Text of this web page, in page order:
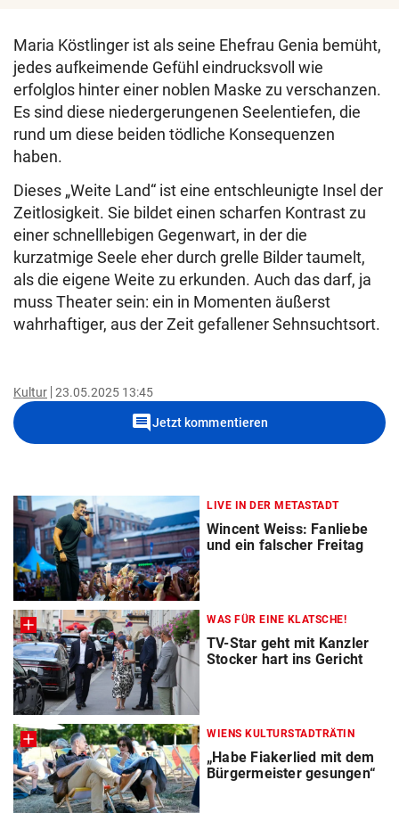
Maria Köstlinger ist als seine Ehefrau Genia bemüht,
jedes aufkeimende Gefühl eindrucksvoll wie
erfolglos hinter einer noblen Maske zu verschanzen.
Es sind diese niedergerungenen Seelentiefen, die
rund um diese beiden tödliche Konsequenzen
haben.
Dieses „Weite Land“ ist eine entschleunigte Insel der
Zeitlosigkeit. Sie bildet einen scharfen Kontrast zu
einer schnelllebigen Gegenwart, in der die
kurzatmige Seele eher durch grelle Bilder taumelt,
als die eigene Weite zu erkunden. Auch das darf, ja
muss Theater sein: ein in Momenten äußerst
wahrhaftiger, aus der Zeit gefallener Sehnsuchtsort.
Kultur 23.05.2025 13:45
commentJetzt kommentieren
LIVE IN DER METASTADT
Wincent Weiss: Fanliebe
und ein falscher Freitag
WAS FÜR EINE KLATSCHE!
TV-Star geht mit Kanzler
Stocker hart ins Gericht
WIENS KULTURSTADTRÄTIN
„Habe Fiakerlied mit dem
Bürgermeister gesungen“